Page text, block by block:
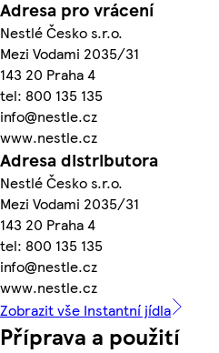
Adresa pro vrácení
Nestlé Česko s.r.o.
Mezi Vodami 2035/31
143 20 Praha 4
tel: 800 135 135
info@nestle.cz
www.nestle.cz
Adresa distributora
Nestlé Česko s.r.o.
Mezi Vodami 2035/31
143 20 Praha 4
tel: 800 135 135
info@nestle.cz
www.nestle.cz
Zobrazit vše Instantní jídla
Příprava a použití